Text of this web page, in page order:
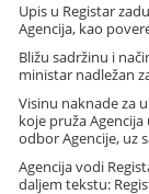
Upis u Registar
Agencija, kao
Bližu sadržinu i
ministar nadležan
Visinu naknade za
koje pruža
odbor Agencije, uz
Agencija vodi
daljem tekstu: